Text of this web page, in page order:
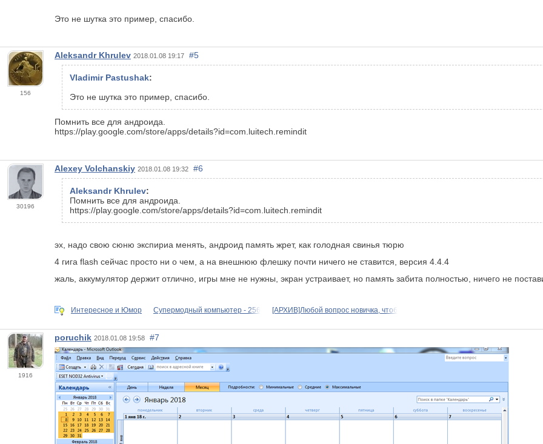
Это не шутка это пример, спасибо.
156
Aleksandr Khrulev 2018.01.08 19:17 #5
Vladimir Pastushak:
Это не шутка это пример, спасибо.
Помнить все для андроида.
https://play.google.com/store/apps/details?id=com.luitech.remindit
30196
Alexey Volchanskiy 2018.01.08 19:32 #6
Aleksandr Khrulev:
Помнить все для андроида.
https://play.google.com/store/apps/details?id=com.luitech.remindit
эх, надо свою сюню экспириа менять, андроид память жрет, как голодная свинья тюрю
4 гига flash сейчас просто ни о чем, а на внешнюю флешку почти ничего не ставится, версия 4.4.4
жаль, аккумулятор держит отлично, игры мне не нужны, экран устраивает, но память забита полностью, ничего не
Интересное и Юмор Супермодный компьютер - 256 [АРХИВ]Любой вопрос новичка, чтоб
1916
poruchik 2018.01.08 19:58 #7